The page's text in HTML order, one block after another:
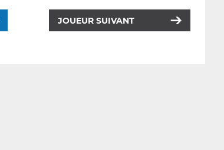
JOUEUR SUIVANT